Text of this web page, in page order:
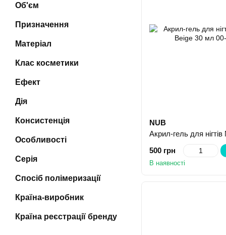
NUB
500 грн
В наявності
Об'єм
Призначення
Матеріал
Клас косметики
Ефект
Дія
Консистенція
Особливості
Серія
Спосіб полімеризації
Країна-виробник
Країна реєстрації бренду